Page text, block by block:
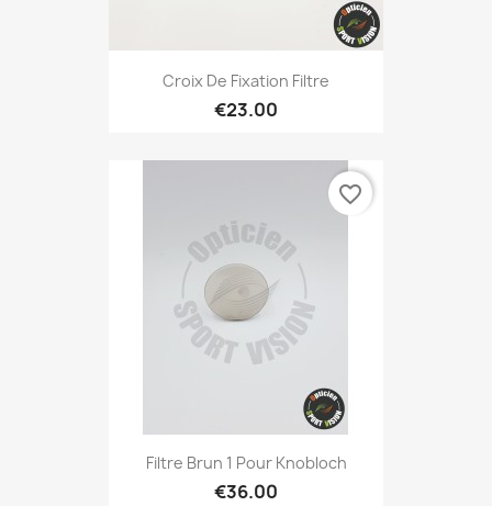
Croix De Fixation Filtre
€23.00
Filtre Brun 1 Pour Knobloch
€36.00
favorite_border